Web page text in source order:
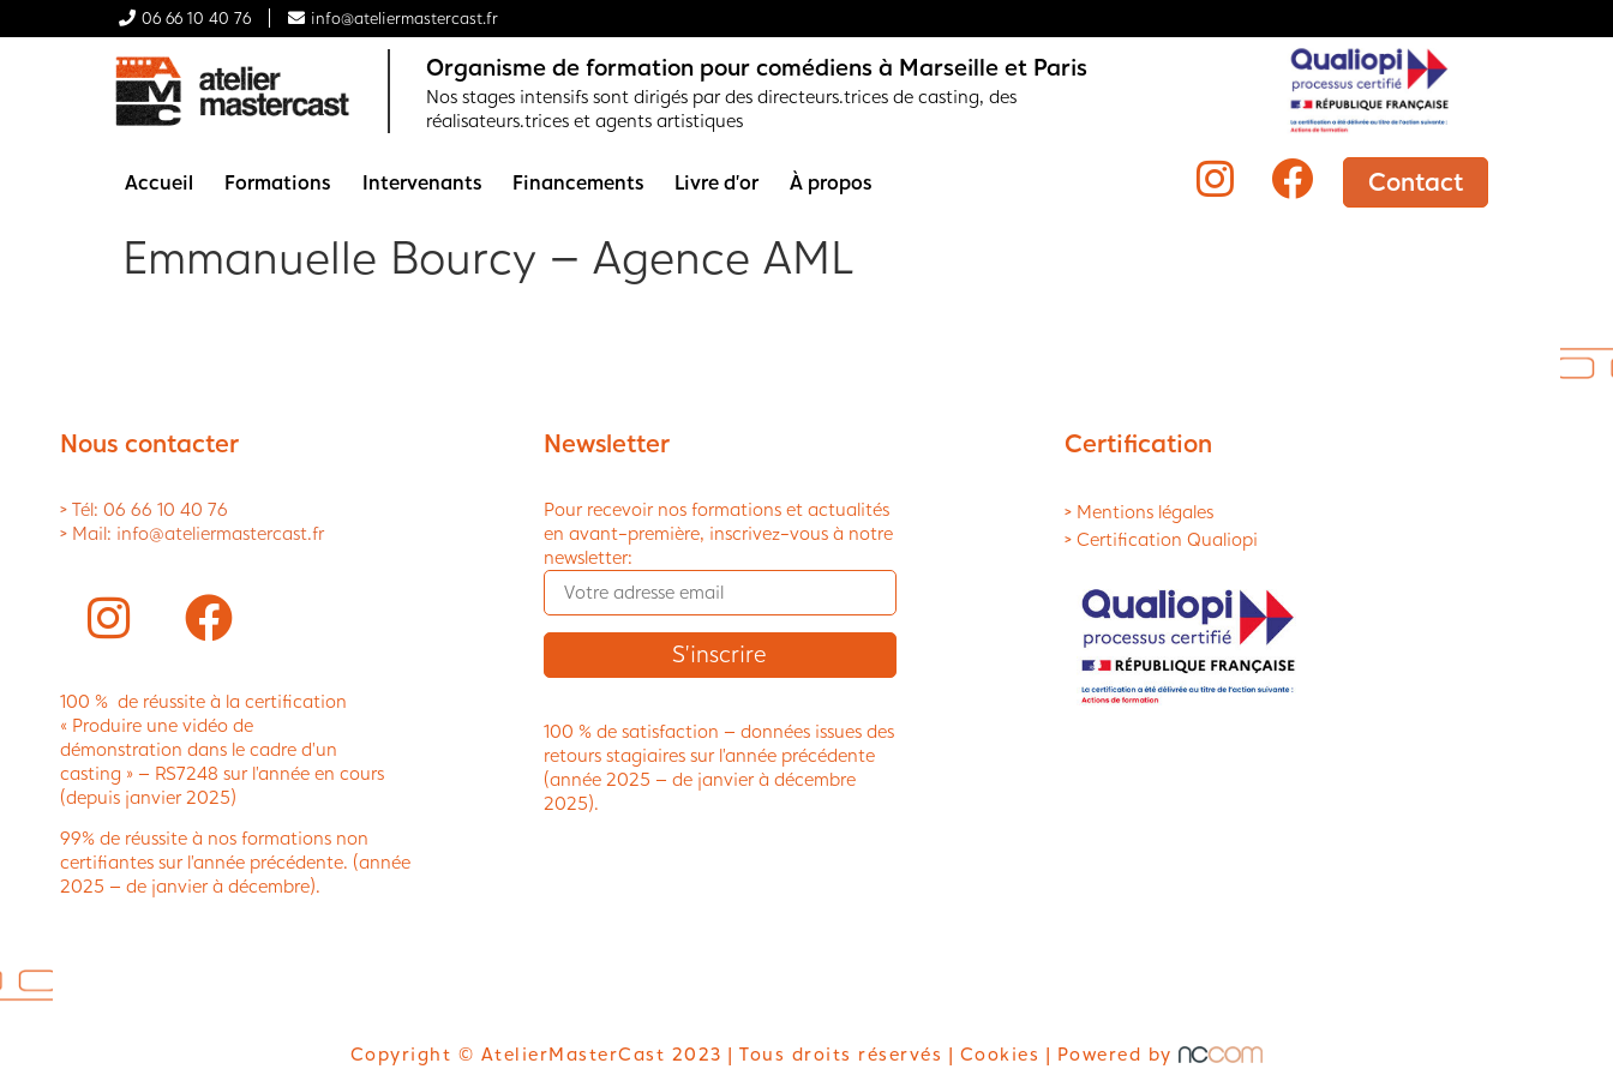
06 66 10 40 76 info@ateliermastercast.fr
Organisme de formation pour comédiens à Marseille et Paris
Nos stages intensifs sont dirigés par des directeurs.trices de casting, des
réalisateurs.trices et agents artistiques
Accueil Formations Intervenants Financements Livre d’or À propos Contact
Emmanuelle Bourcy – Agence AML
Nous contacter
> Tél: 06 66 10 40 76
> Mail: info@ateliermastercast.fr
100 % de réussite à la certification
« Produire une vidéo de
démonstration dans le cadre d’un
casting » – RS7248 sur l’année en cours
(depuis janvier 2025)
99% de réussite à nos formations non
certifiantes sur l’année précédente. (année
2025 – de janvier à décembre).
Newsletter
Pour recevoir nos formations et actualités
en avant-première, inscrivez-vous à notre
newsletter:
100 % de satisfaction – données issues des
retours stagiaires sur l’année précédente
(année 2025 – de janvier à décembre
2025).
Certification
> Mentions légales
> Certification Qualiopi
Copyright © AtelierMasterCast 2023 | Tous droits réservés | Cookies | Powered by